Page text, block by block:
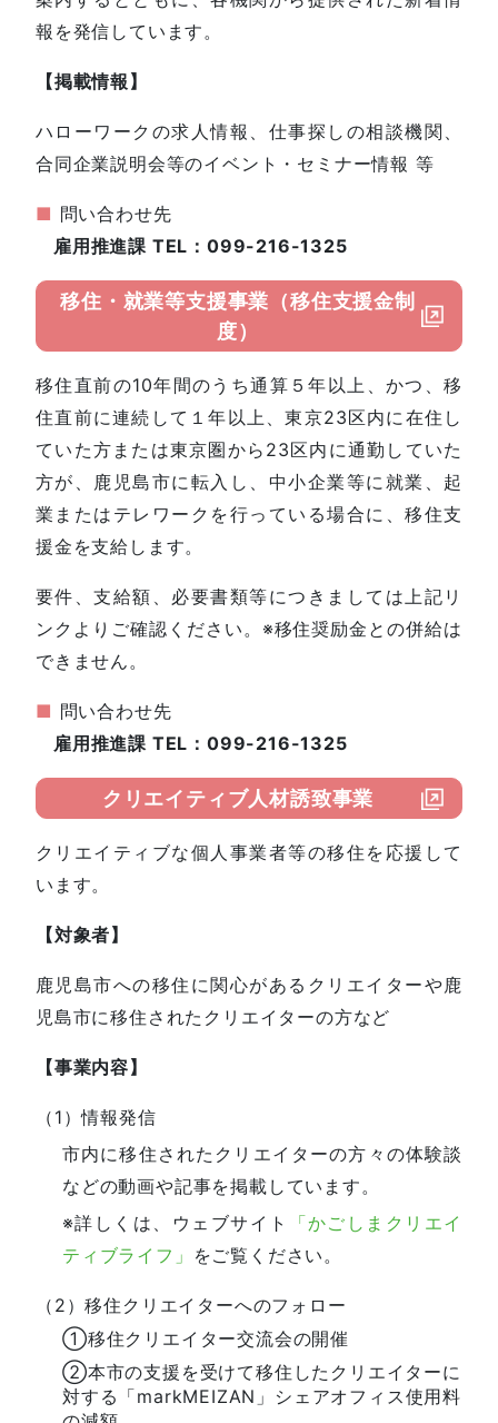
報を発信しています。
【掲載情報】
ハローワークの求人情報、仕事探しの相談機関、
合同企業説明会等のイベント・セミナー情報 等
■ 問い合わせ先
雇用推進課 TEL：099-216-1325
移住・就業等支援事業（移住支援金制
度）
移住直前の10年間のうち通算５年以上、かつ、移
住直前に連続して１年以上、東京23区内に在住し
ていた方または東京圏から23区内に通勤していた
方が、鹿児島市に転入し、中小企業等に就業、起
業またはテレワークを行っている場合に、移住支
援金を支給します。
要件、支給額、必要書類等につきましては上記リ
ンクよりご確認ください。※移住奨励金との併給は
できません。
■ 問い合わせ先
雇用推進課 TEL：099-216-1325
クリエイティブ人材誘致事業
クリエイティブな個人事業者等の移住を応援して
います。
【対象者】
鹿児島市への移住に関心があるクリエイターや鹿
児島市に移住されたクリエイターの方など
【事業内容】
（1）情報発信
市内に移住されたクリエイターの方々の体験談
などの動画や記事を掲載しています。
※詳しくは、ウェブサイト
「かごしまクリエイ
ティブライフ」 をご覧ください。
（2）移住クリエイターへのフォロー
①移住クリエイター交流会の開催
②本市の支援を受けて移住したクリエイターに
対する「markMEIZAN」シェアオフィス使用料